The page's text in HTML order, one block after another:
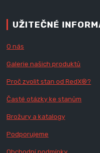
UŽITEČNÉ
O nás
Galerie našich produktů
Proč zvolit stan od RedX®?
Časté otázky ke stanům
Brožury a katalogy
Podporujeme